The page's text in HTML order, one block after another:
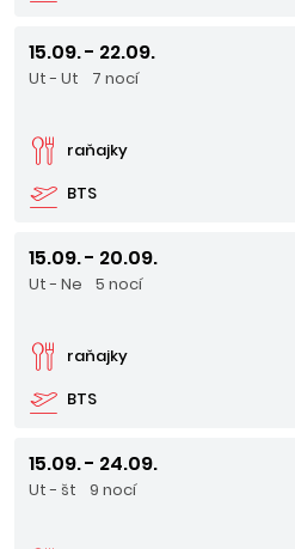
15.09. - 22.09.
Ut - Ut 7 nocí
BTS
raňajky
15.09. - 20.09.
Ut - Ne 5 nocí
BTS
raňajky
15.09. - 24.09.
Ut - št 9 nocí